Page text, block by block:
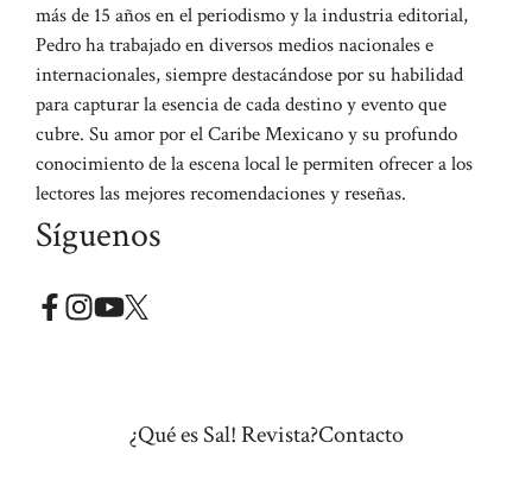
más de 15 años en el periodismo y la industria editorial,
Pedro ha trabajado en diversos medios nacionales e
internacionales, siempre destacándose por su habilidad
para capturar la esencia de cada destino y evento que
cubre. Su amor por el Caribe Mexicano y su profundo
conocimiento de la escena local le permiten ofrecer a los
lectores las mejores recomendaciones y reseñas.
Síguenos
¿Qué es Sal! Revista?Contacto